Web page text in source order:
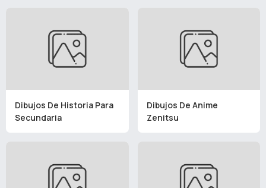
Dibujos De Historia Para
Secundaria
Dibujos De Anime
Zenitsu